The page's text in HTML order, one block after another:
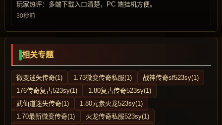
玩家热评：多端下载入口清楚，PC 端挂机方便。
30秒前
相关专题
微变迷失传奇(1) 1.73微变传奇私服(1)
战神传奇sf523sy(1)
176传奇复古523sy(1)
1.80复古传奇523sy(1)
武仙道迷失传奇(1)
1.80元素火龙523sy(1)
1.70最新微变传奇(1)
火龙传奇私服523sy(1)